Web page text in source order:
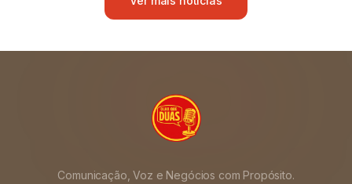
Comunicação, Voz e Negócios com Propósito.